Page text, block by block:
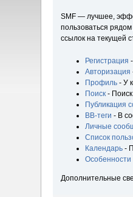
SMF — лучшее,
пользоваться
ссылок на текущей
Регистрация
Авторизация
Профиль- У
Поиск- Поиск
Публикация
BB-теги - В
Личные
Список
Календарь-
Особенности
Дополнительные